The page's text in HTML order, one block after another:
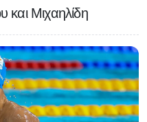
και Μιχαηλίδη